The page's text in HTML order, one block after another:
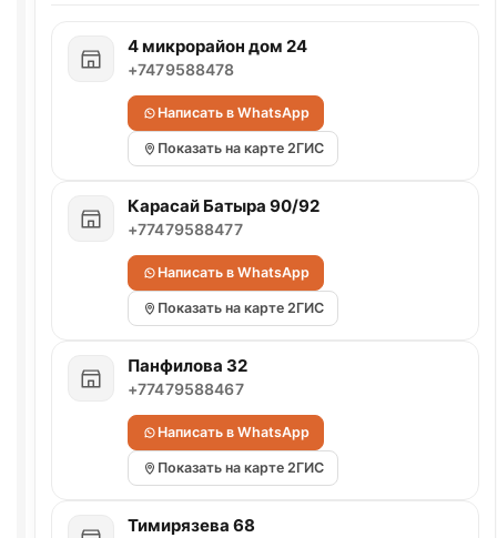
4 микрорайон дом 24
+7479588478
Написать в WhatsApp
Показать на карте 2ГИС
Карасай Батыра 90/92
+77479588477
Написать в WhatsApp
Показать на карте 2ГИС
Панфилова 32
+77479588467
Написать в WhatsApp
Показать на карте 2ГИС
Тимирязева 68